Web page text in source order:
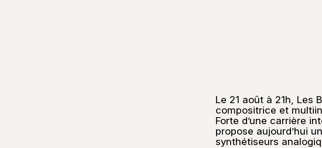
Le 21 août à 21h, Les
compositrice et
Forte d’une carrière
propose aujourd’hui
synthétiseurs